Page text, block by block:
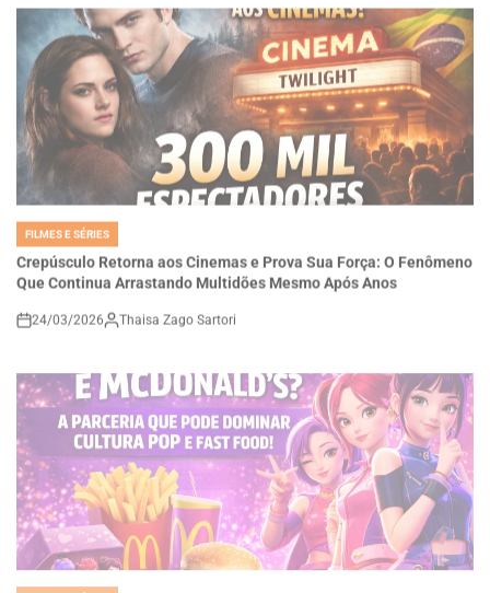
FILMES E SÉRIES
Crepúsculo Retorna aos Cinemas e Prova Sua Força: O Fenômeno
Que Continua Arrastando Multidões Mesmo Após Anos
on
24/03/2026 Thaisa Zago Sartori
POSTED
FILMES E SÉRIES
Guerreiras do K-Pop e McDonald’s: A Possível Parceria Que Pode
Dominar Cultura Pop, Música e Fast Food Global